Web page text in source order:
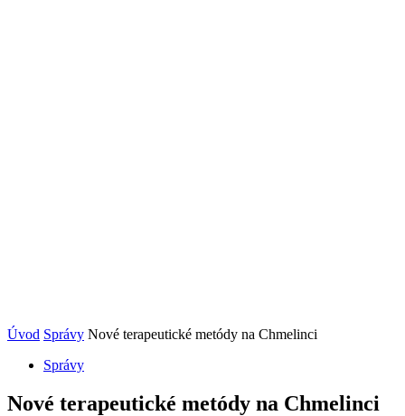
Úvod Správy Nové terapeutické metódy na Chmelinci
Správy
Nové terapeutické metódy na Chmelinci